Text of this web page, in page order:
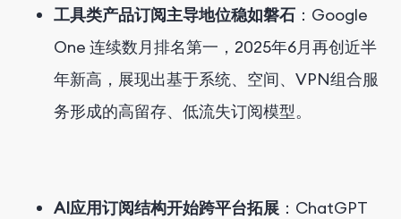
工具类产品订阅主导地位稳如磐石 ：Google
One 连续数月排名第一，2025年6月再创近半
年新高，展现出基于系统、空间、VPN组合服
务形成的高留存、低流失订阅模型。
AI应用订阅结构开始跨平台拓展 ：ChatGPT